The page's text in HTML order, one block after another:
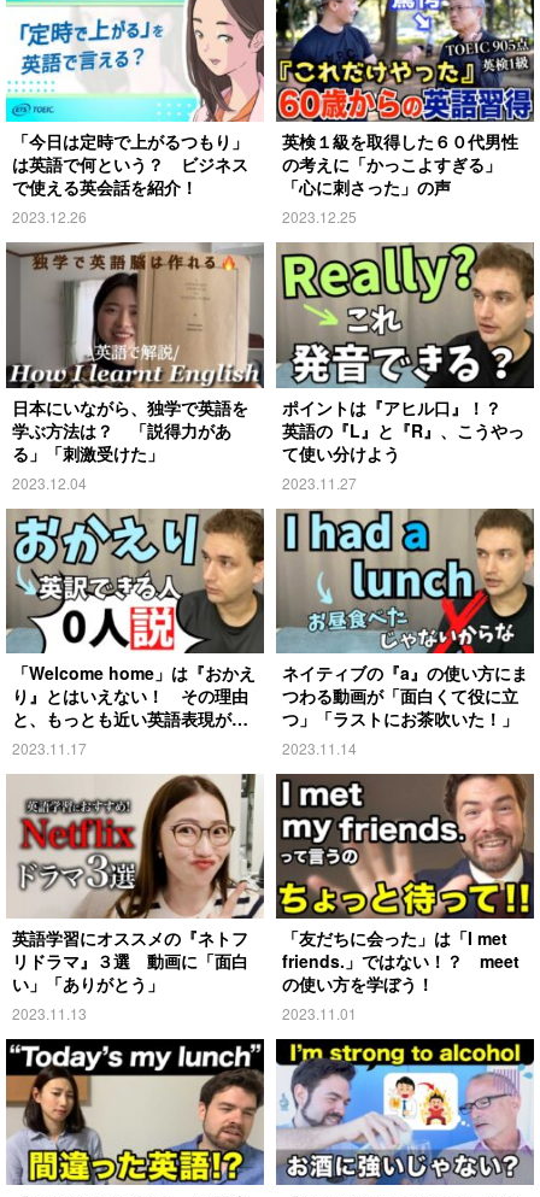
「今日は定時で上がるつもり」
は英語で何という？ ビジネス
で使える英会話を紹介！
2023.12.26
英検１級を取得した６０代男性
の考えに「かっこよすぎる」
「心に刺さった」の声
2023.12.25
日本にいながら、独学で英語を
学ぶ方法は？ 「説得力があ
る」「刺激受けた」
2023.12.04
ポイントは『アヒル口』！？
英語の『L』と『R』、こうやっ
て使い分けよう
2023.11.27
「Welcome home」は『おかえ
り』とはいえない！ その理由
と、もっとも近い英語表現がこ
ちら
2023.11.17
ネイティブの『a』の使い方にま
つわる動画が「面白くて役に立
つ」「ラストにお茶吹いた！」
2023.11.14
英語学習にオススメの『ネトフ
リドラマ』３選 動画に「面白
い」「ありがとう」
2023.11.13
「友だちに会った」は「I met
friends.」ではない！？ meet
の使い方を学ぼう！
2023.11.01